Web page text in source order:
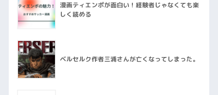
漫画ティエンポが面白い！経験者じゃなくても楽
しく読める
ベルセルク作者三浦さんが亡くなってしまった。